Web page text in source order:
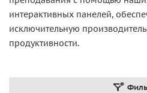
интерактивных панелей,
исключительную
продуктивности.